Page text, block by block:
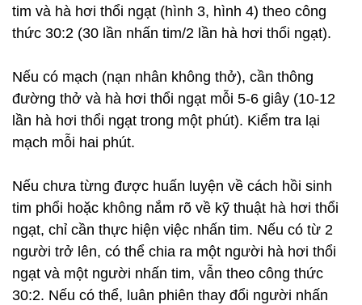
tim và hà hơi thổi ngạt (hình 3, hình 4) theo công
thức 30:2 (30 lần nhấn tim/2 lần hà hơi thổi ngạt).
Nếu có mạch (nạn nhân không thở), cần thông
đường thở và hà hơi thổi ngạt mỗi 5-6 giây (10-12
lần hà hơi thổi ngạt trong một phút). Kiểm tra lại
mạch mỗi hai phút.
Nếu chưa từng được huấn luyện về cách hồi sinh
tim phổi hoặc không nắm rõ về kỹ thuật hà hơi thổi
ngạt, chỉ cần thực hiện việc nhấn tim. Nếu có từ 2
người trở lên, có thể chia ra một người hà hơi thổi
ngạt và một người nhấn tim, vẫn theo công thức
30:2. Nếu có thể, luân phiên thay đổi người nhấn